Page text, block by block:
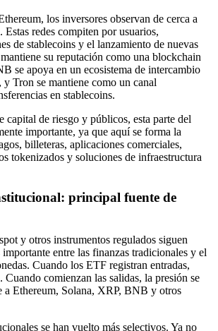
los inversores observan de cerca a
redes compiten por usuarios,
de stablecoins y el lanzamiento de nuevas
su reputación como una blockchain
se apoya en un ecosistema de intercambio
y Tron se mantiene como un canal
en stablecoins.
capital de riesgo y públicos, esta parte del
importante, ya que aquí se forma la
billeteras, aplicaciones comerciales,
tokenizados y soluciones de infraestructura
principal fuente de
y otros instrumentos regulados siguen
entre las finanzas tradicionales y el
Cuando los ETF registran entradas,
comienzan las salidas, la presión se
a Ethereum, Solana, XRP, BNB y otros
se han vuelto más selectivos. Ya no